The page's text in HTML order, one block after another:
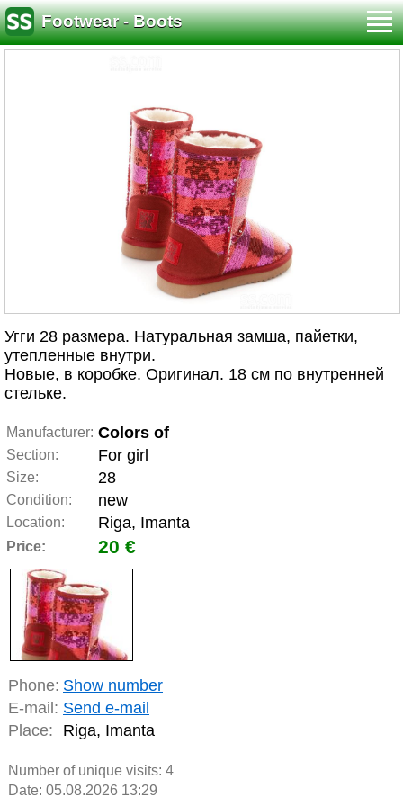
Footwear - Boots
Угги 28 размера. Натуральная замша, пайетки,
утепленные внутри.
Новые, в коробке. Оригинал. 18 см по внутренней
стельке.
Manufacturer: Colors of
Section: For girl
Size: 28
Condition: new
Location: Riga, Imanta
Price: 20 €
Phone: Show number
E-mail: Send e-mail
Place:
Riga, Imanta
Number of unique visits: 4
Date: 05.08.2026 13:29